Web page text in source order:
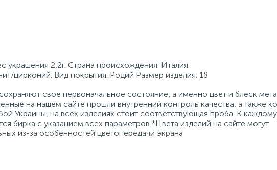
украшения 2,2г. Страна происхождения: Италия.
цирконий. Вид покрытия: Родий Размер изделия: 18
свое первоначальное состояние, а именно цвет и блеск
на нашем сайте прошли внутренний контроль качества, а также
Украины, на всех изделиях стоит соответствующая проба. К каждому
бирка с указанием всех параметров.*Цвета изделий на сайте могут
из-за особенностей цветопередачи экрана